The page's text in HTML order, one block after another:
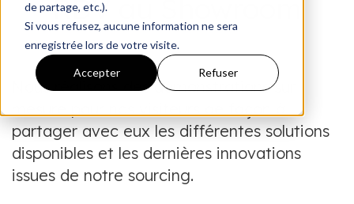
de partage, etc.).
Si vous refusez, aucune information ne sera
enregistrée lors de votre visite.
Accepter Refuser
RDV au Showroom
Nous réalisons des démonstrations sur
partager avec eux les différentes solutions
disponibles et les dernières innovations
issues de notre sourcing.